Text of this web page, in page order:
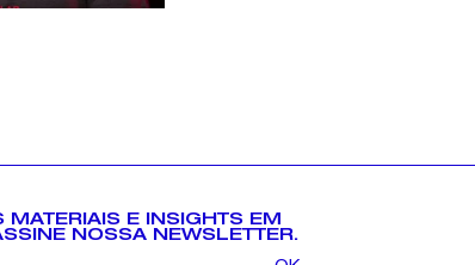
MATERIAIS E INSIGHTS EM
NOSSA NEWSLETTER.